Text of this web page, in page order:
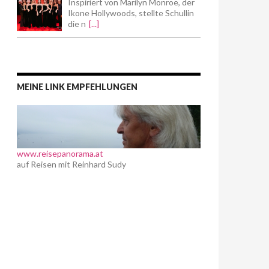
Inspiriert von Marilyn Monroe, der
Ikone Hollywoods, stellte Schullin
die n [...]
MEINE LINK EMPFEHLUNGEN
www.reisepanorama.at
auf Reisen mit Reinhard Sudy